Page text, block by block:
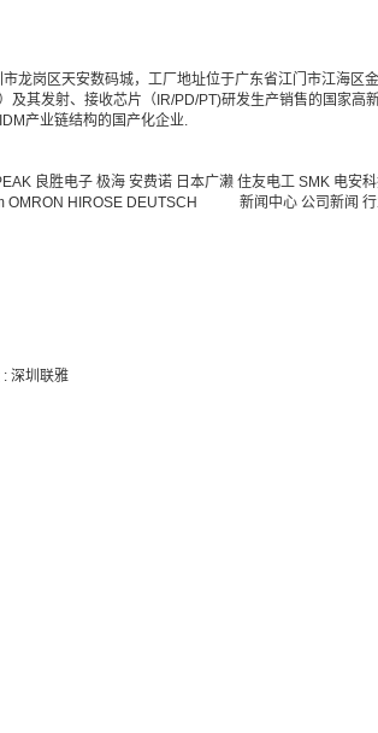
龙岗区天安数码城，工厂地址位于广东省江门市江海
其发射、接收芯片（IR/PD/PT)研发生产销售的国家
产业链结构的国产化企业.
良胜电子 极海 安费诺 日本广濑 住友电工 SMK 电安
OMRON HIROSE DEUTSCH 新闻中心 公司新闻
: 深圳联雅